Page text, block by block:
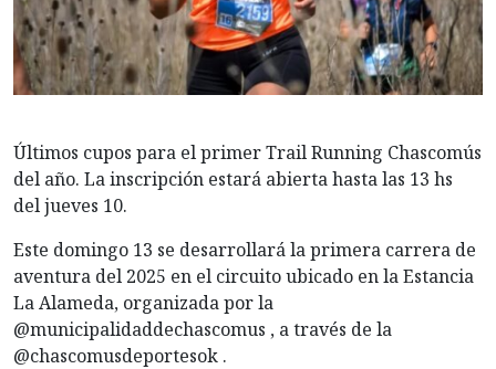
Últimos cupos para el primer Trail Running Chascomús
del año. La inscripción estará abierta hasta las 13 hs
del jueves 10.
Este domingo 13 se desarrollará la primera carrera de
aventura del 2025 en el circuito ubicado en la Estancia
La Alameda, organizada por la
@municipalidaddechascomus , a través de la
@chascomusdeportesok .